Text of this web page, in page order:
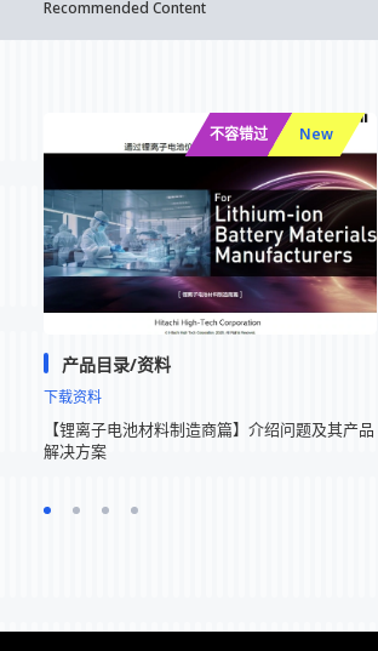
Recommended Content
不容错过 New
产品目录/资料
下载资料
【锂离子电池材料制造商篇】介绍问题及其产品
解决方案